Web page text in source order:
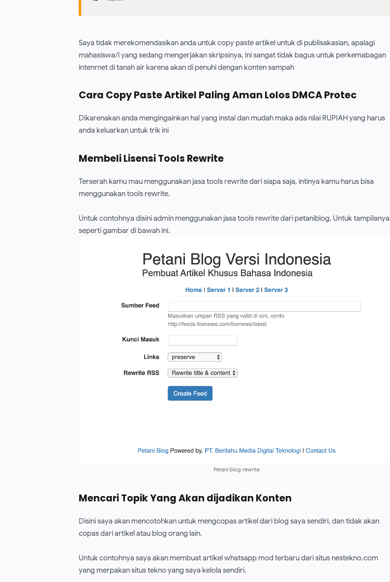
Saya tidak merekomendasikan anda untuk copy paste artikel untuk di publisakasian, apalagi
mahasiswa/i yang sedang mengerjakan skripsinya, ini sangat tidak bagus untuk perkemabagan
intenrnet di tanah air karena akan di penuhi dengan konten sampah
Cara Copy Paste Artikel Paling Aman Lolos DMCA Protec
Dikarenakan anda mengingainkan hal yang instal dan mudah maka ada nilai RUPIAH yang harus
anda keluarkan untuk trik ini
Membeli Lisensi Tools Rewrite
Terserah kamu mau menggunakan jasa tools rewrite dari siapa saja, intinya kamu harus bisa
menggunakan tools rewrite.
Untuk contohnya disini admin menggunakan jasa tools rewrite dari petaniblog, Untuk tampilanya
seperti gambar di bawah ini.
Petani blog rewrite
Mencari Topik Yang Akan dijadikan Konten
Disini saya akan mencotohkan untuk mengcopas artikel dari blog saya sendiri, dan tidak akan
copas dari artikel atau blog orang lain.
Untuk contohnya saya akan membuat artikel whatsapp mod terbaru dari situs nestekno.com
yang merpakan situs tekno yang saya kelola sendiri.